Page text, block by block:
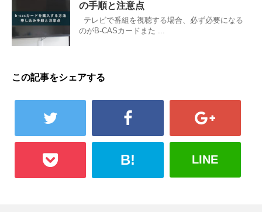
の手順と注意点
テレビで番組を視聴する場合、必ず必要になる
のがB-CASカードまた ...
この記事をシェアする
B! LINE